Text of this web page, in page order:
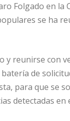
Folgado en la
se ha
y reunirse con
de
para que se
detectadas en